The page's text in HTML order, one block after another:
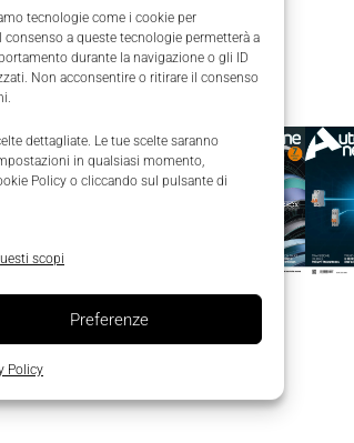
tecnologie come i cookie per
a queste tecnologie permetterà a
durante la navigazione o gli ID
Non acconsentire o ritirare il consenso
dettagliate. Le tue scelte saranno
in qualsiasi momento,
Policy o cliccando sul pulsante di
scopi
Preferenze
Policy
Edicola